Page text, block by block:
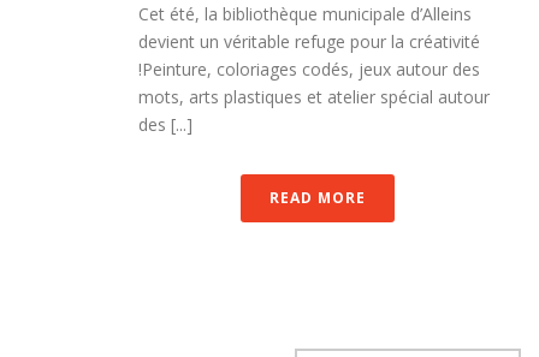
Cet été, la bibliothèque municipale d’Alleins
devient un véritable refuge pour la créativité
!Peinture, coloriages codés, jeux autour des
mots, arts plastiques et atelier spécial autour
des [...]
READ MORE